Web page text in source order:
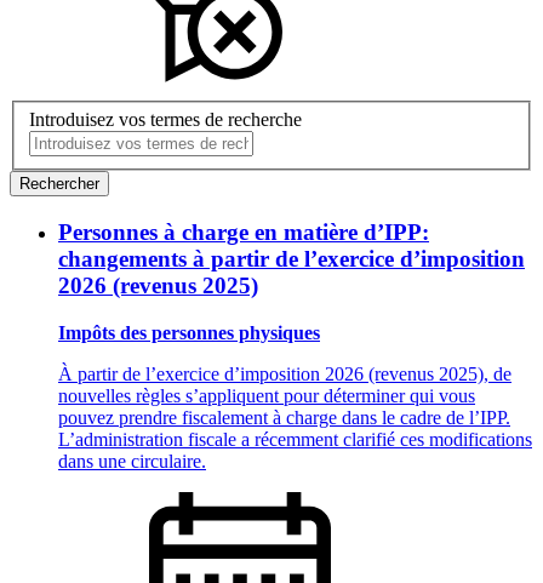
Introduisez vos termes de recherche
Rechercher
Personnes à charge en matière d’IPP:
changements à partir de l’exercice d’imposition
2026 (revenus 2025)
Impôts des personnes physiques
À partir de l’exercice d’imposition 2026 (revenus 2025), de
nouvelles règles s’appliquent pour déterminer qui vous
pouvez prendre fiscalement à charge dans le cadre de l’IPP.
L’administration fiscale a récemment clarifié ces modifications
dans une circulaire.